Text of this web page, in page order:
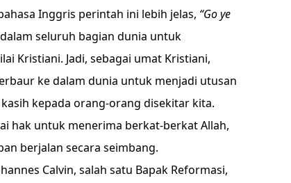
Inggris perintah ini lebih jelas, “Go ye
seluruh bagian dunia untuk
Kristiani. Jadi, sebagai umat Kristiani,
ke dalam dunia untuk menjadi utusan
kepada orang-orang disekitar kita.
hak untuk menerima berkat-berkat Allah,
berjalan secara seimbang.
Calvin, salah satu Bapak Reformasi,